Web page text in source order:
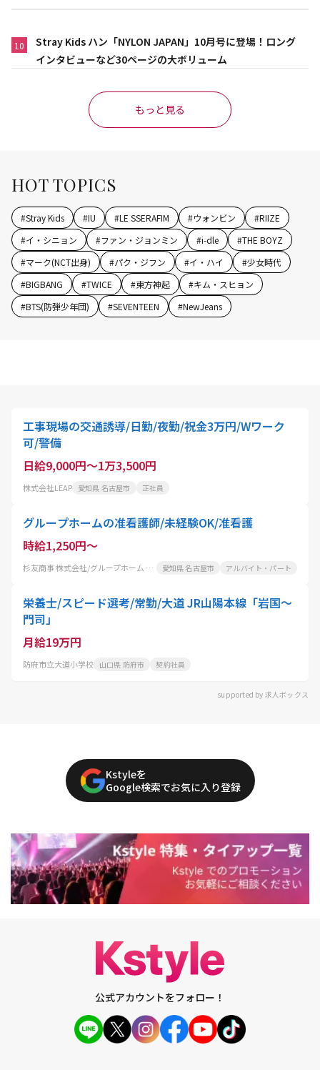
10
Stray Kids ハン「NYLON JAPAN」10月号に登場！ロング
インタビューなど30ページの大ボリューム
もっと見る
HOT TOPICS
#Stray Kids #IU #LE SSERAFIM #ウォンビン #RIIZE
#イ・シニョン #ファン・ジョンミン #i-dle #THE BOYZ
#マーク(NCT出身) #パク・ジフン #イ・ハイ #少女時代
#BIGBANG #TWICE #東方神起 #キム・スヒョン
#BTS(防弾少年団) #SEVENTEEN #NewJeans
工事現場の交通誘導/日勤/夜勤/祝金3万円/Wワーク
可/警備
日給9,000円～1万3,500円
株式会社LEAP 愛知県 名古屋市 正社員
グループホームの准看護師/未経験OK/准看護
時給1,250円～
杉友商事 株式会社/グループホーム あいか 愛知県 名古屋市 アルバイト・パート
栄養士/スピード選考/常勤/大道 JR山陽本線「岩国～
門司」
月給19万円
防府市立大道小学校 山口県 防府市 契約社員
supported by 求人ボックス
Kstyleを
Google検索でお気に入り登録
公式アカウントをフォロー！